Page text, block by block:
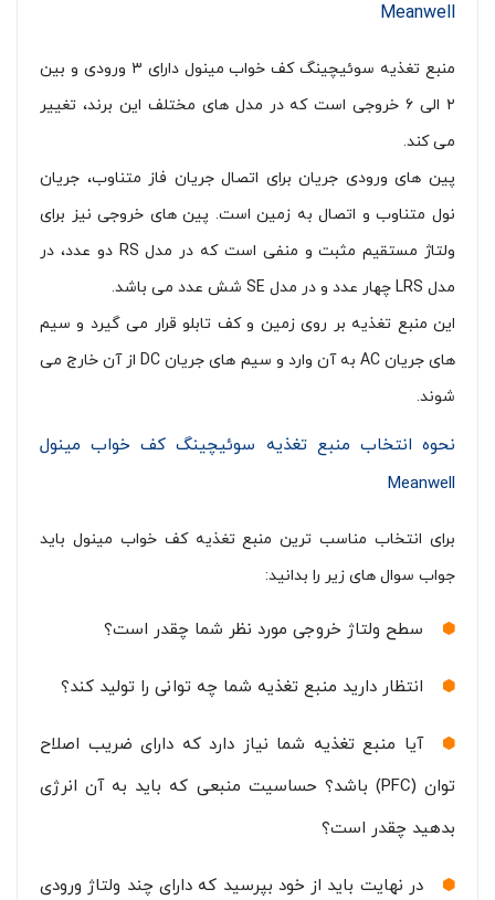
Meanwell
منبع تغذیه سوئیچینگ کف خواب مینول دارای ۳ ورودی و بین
۲ الی ۶ خروجی است که در مدل های مختلف این برند، تغییر
می کند.
پین های ورودی جریان برای اتصال جریان فاز متناوب، جریان
نول متناوب و اتصال به زمین است. پین های خروجی نیز برای
ولتاژ مستقیم مثبت و منفی است که در مدل RS دو عدد، در
مدل LRS چهار عدد و در مدل SE شش عدد می باشد.
این منبع تغذیه بر روی زمین و کف تابلو قرار می گیرد و سیم
های جریان AC به آن وارد و سیم های جریان DC از آن خارج می
شوند.
نحوه انتخاب منبع تغذیه سوئیچینگ کف خواب مینول
Meanwell
برای انتخاب مناسب ترین منبع تغذیه کف خواب مینول باید
جواب سوال های زیر را بدانید:
سطح ولتاژ خروجی مورد نظر شما چقدر است؟
انتظار دارید منبع تغذیه شما چه توانی را تولید کند؟
آیا منبع تغذیه شما نیاز دارد که دارای ضریب اصلاح
توان (PFC) باشد؟ حساسیت منبعی که باید به آن انرژی
بدهید چقدر است؟
در نهایت باید از خود بپرسید که دارای چند ولتاژ ورودی